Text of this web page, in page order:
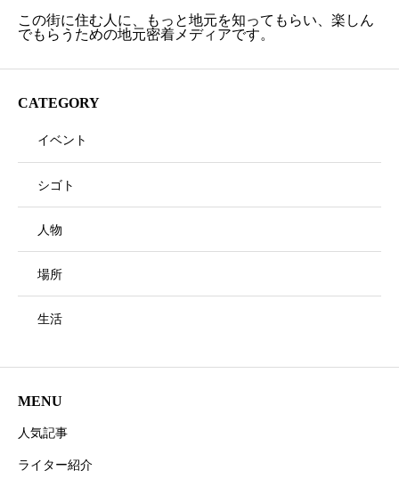
この街に住む人に、もっと地元を知ってもらい、楽しん
でもらうための地元密着メディアです。
CATEGORY
イベント
シゴト
人物
場所
生活
MENU
人気記事
ライター紹介